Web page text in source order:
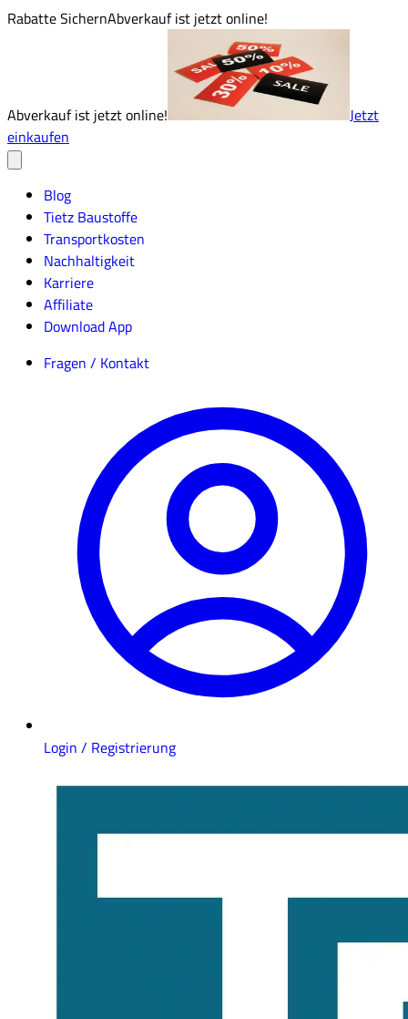
Rabatte SichernAbverkauf ist jetzt online!
Abverkauf ist jetzt online!
Jetzt
einkaufen
Blog
Tietz Baustoffe
Transportkosten
Nachhaltigkeit
Karriere
Affiliate
Download App
Fragen / Kontakt
Login / Registrierung